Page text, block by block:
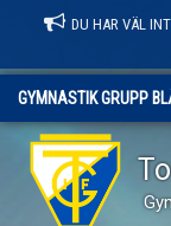
DU HAR VÄL
GYMNASTIK GRUPP